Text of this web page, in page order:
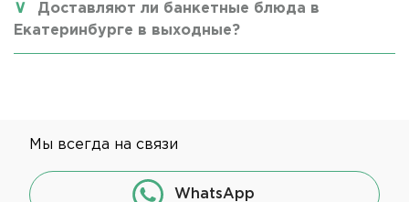
Доставляют ли банкетные блюда в
Екатеринбурге в выходные?
Мы всегда на связи
WhatsApp